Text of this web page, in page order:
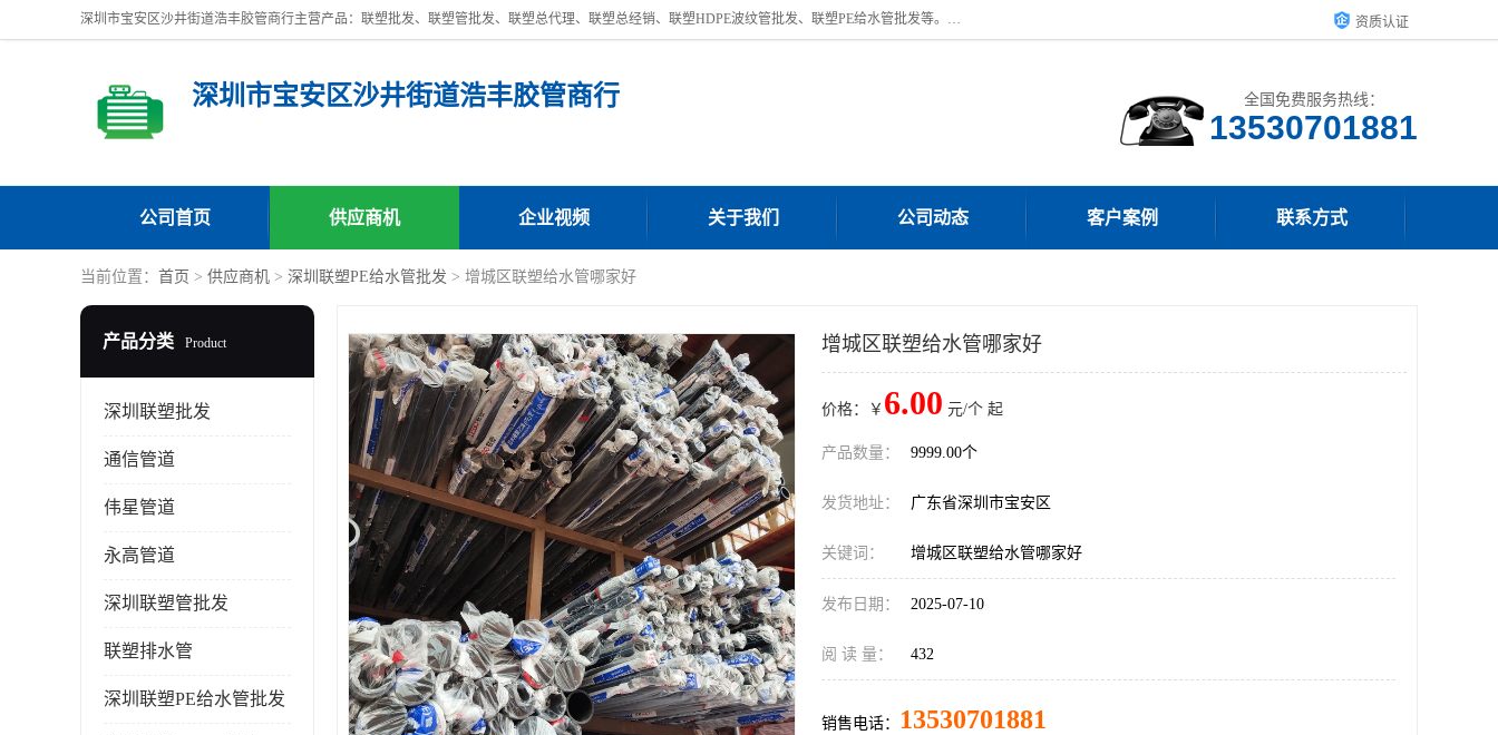
深圳市宝安区沙井街道浩丰胶管商行主营产品：联塑批发、联塑管批发、联塑总代理、联塑总经销、联塑HDPE波纹管批发、联塑PE给水管批发等。凭借服务以及多年的勤奋拼搏，发展成为一家销售各种管材管件，绝缘电工套管及配件等系列产品的贸易公司。公司秉承“顾客至上，锐意进取”的经营理念，坚持“客户至上”原则为广大客户提供的服务。欢迎惠顾！ 资质认证
深圳市宝安区沙井街道浩丰胶管商行 全国免费服务热线：
公司首页 供应商机 企业视频 关于我们 公司动态 客户案例 联系方式
当前位置： 首页 > 供应商机 > 深圳联塑PE给水管批发 > 增城区联塑给水管哪家好
产品分类 Product
深圳联塑批发
通信管道
伟星管道
永高管道
深圳联塑管批发
联塑排水管
深圳联塑PE给水管批发
增城区联塑给水管哪家好
价格：￥ 6.00 元/个 起
产品数量： 9999.00个
发货地址： 广东省深圳市宝安区
关键词： 增城区联塑给水管哪家好
发布日期： 2025-07-10
阅 读 量： 432
销售电话： 13530701881